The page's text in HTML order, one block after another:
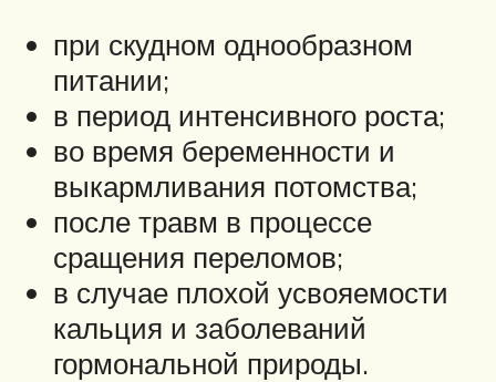
при скудном однообразном
питании;
в период интенсивного роста;
во время беременности и
выкармливания потомства;
после травм в процессе
сращения переломов;
в случае плохой усвояемости
кальция и заболеваний
гормональной природы.